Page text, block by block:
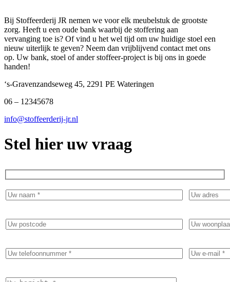
Bij Stoffeerderij JR nemen we voor elk meubelstuk de grootste
zorg. Heeft u een oude bank waarbij de stoffering aan
vervanging toe is? Of vind u het wel tijd om uw huidige stoel een
nieuw uiterlijk te geven? Neem dan vrijblijvend contact met ons
op. Uw bank, stoel of ander stoffeer-project is bij ons in goede
handen!
‘s-Gravenzandseweg 45, 2291 PE Wateringen
06 – 12345678
info@stoffeerderij-jr.nl
Stel hier uw vraag